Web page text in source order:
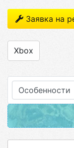
Заявка на
Xbox
Особенности